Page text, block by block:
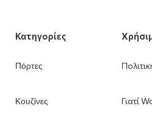
Κατηγορίες
Πόρτες
Κουζίνες Γιατί